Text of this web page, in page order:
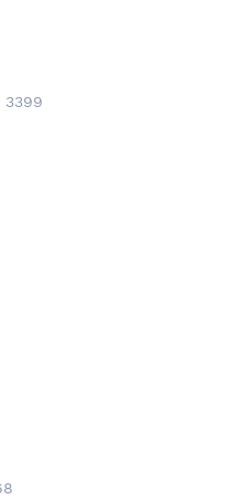
3399